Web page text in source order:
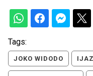
Tags:
JOKO WIDODO